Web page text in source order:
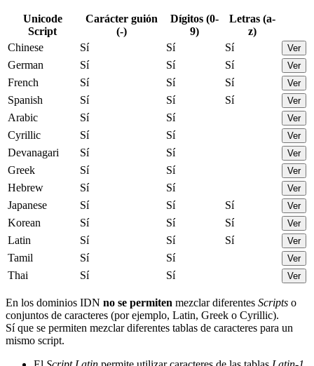
Unicode
Script
Carácter guión
(-)
Dígitos (0-
9)
Letras (a-
z)
Chinese
Sí Sí Sí Ver
German Sí Sí Sí Ver
French Sí Sí Sí Ver
Spanish Sí Sí Sí Ver
Arabic Sí Sí Ver
Cyrillic Sí Sí Ver
Devanagari Sí Sí Ver
Greek Sí Sí Ver
Hebrew Sí Sí Ver
Japanese Sí Sí Sí Ver
Korean Sí Sí Sí Ver
Latin Sí Sí Sí Ver
Tamil Sí Sí Ver
Thai Sí Sí Ver
En los dominios IDN no se permiten mezclar diferentes Scripts o
conjuntos de caracteres (por ejemplo, Latin, Greek o Cyrillic).
Sí que se permiten mezclar diferentes tablas de caracteres para un
mismo script.